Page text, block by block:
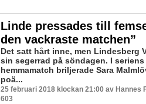
Linde pressades till
den vackraste matchen”
Det satt hårt inne, men Lindesberg
sin segerrad på söndagen. I
hemmamatch briljerade Sara
poä...
25 februari 2018 klockan 21:00 av Hannes
603